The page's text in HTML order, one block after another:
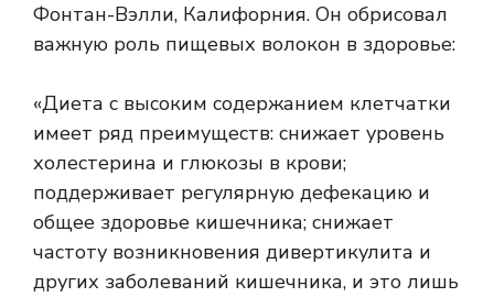
Фонтан-Вэлли, Калифорния. Он обрисовал
важную роль пищевых волокон в здоровье:
«Диета с высоким содержанием клетчатки
имеет ряд преимуществ: снижает уровень
холестерина и глюкозы в крови;
поддерживает регулярную дефекацию и
общее здоровье кишечника; снижает
частоту возникновения дивертикулита и
других заболеваний кишечника, и это лишь